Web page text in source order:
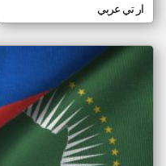
كاتبيها.ار تي عربي